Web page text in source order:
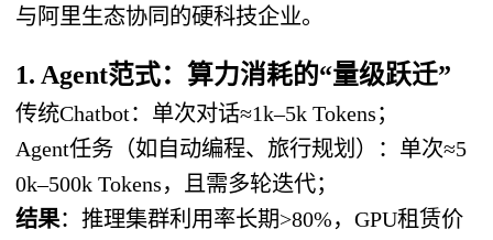
与阿里生态协同的硬科技企业。
1. Agent范式：算力消耗的“量级跃迁”
传统Chatbot：单次对话≈1k–5k Tokens；
Agent任务（如自动编程、旅行规划）：单次≈5
0k–500k Tokens，且需多轮迭代；
结果：推理集群利用率长期>80%，GPU租赁价